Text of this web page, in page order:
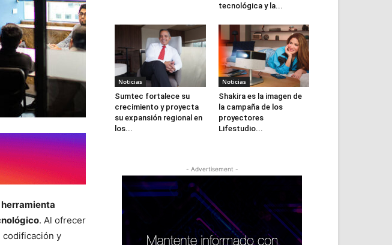
herramienta
. Al ofrecer
codificación y
tecnológica y la...
Noticias
Sumtec fortalece su
crecimiento y proyecta
su expansión regional en
los...
Noticias
Shakira es la imagen de
la campaña de los
proyectores
Lifestudio...
- Advertisement -